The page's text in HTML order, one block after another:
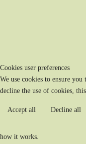
Cookies user preferences
We use cookies to ensure
decline the use of cookies,
Accept all Decline all
how it works.